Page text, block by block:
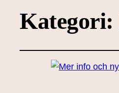
Kategori: